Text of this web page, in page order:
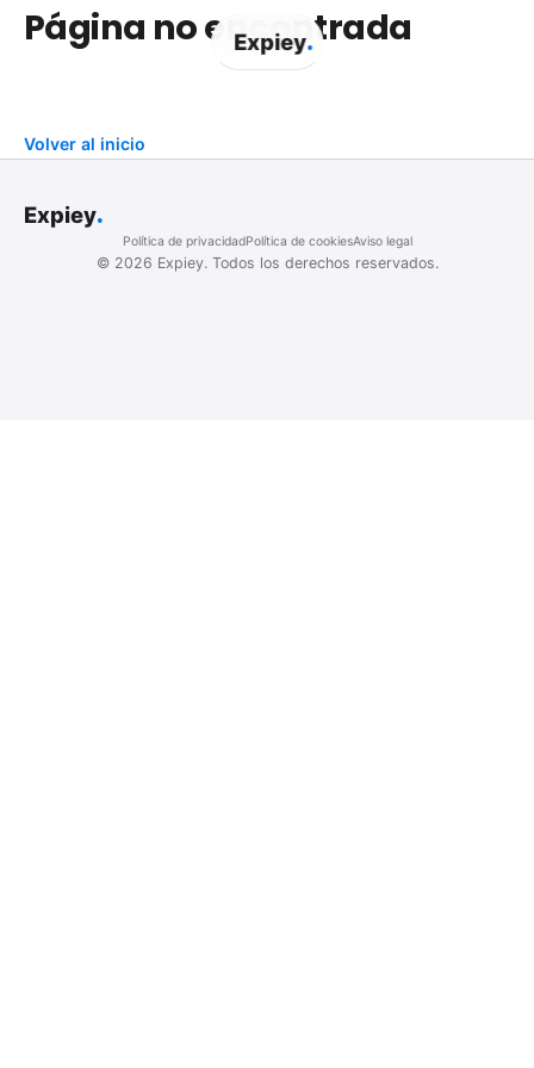
Expiey.
Página no encontrada
Volver al inicio
Expiey.
Política de privacidadPolítica de cookiesAviso legal
© 2026 Expiey. Todos los derechos reservados.